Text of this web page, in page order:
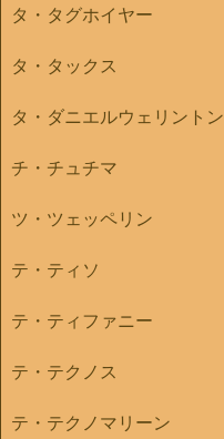
タ・タグホイヤー
タ・タックス
タ・ダニエルウェリントン
チ・チュチマ
ツ・ツェッペリン
テ・ティソ
テ・ティファニー
テ・テクノス
テ・テクノマリーン